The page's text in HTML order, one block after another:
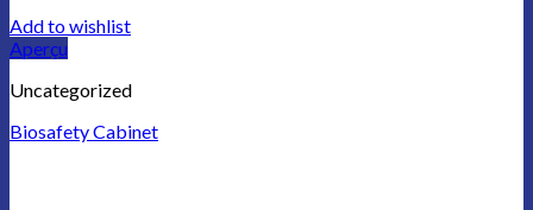
Add to wishlist
Aperçu
Uncategorized
Biosafety Cabinet